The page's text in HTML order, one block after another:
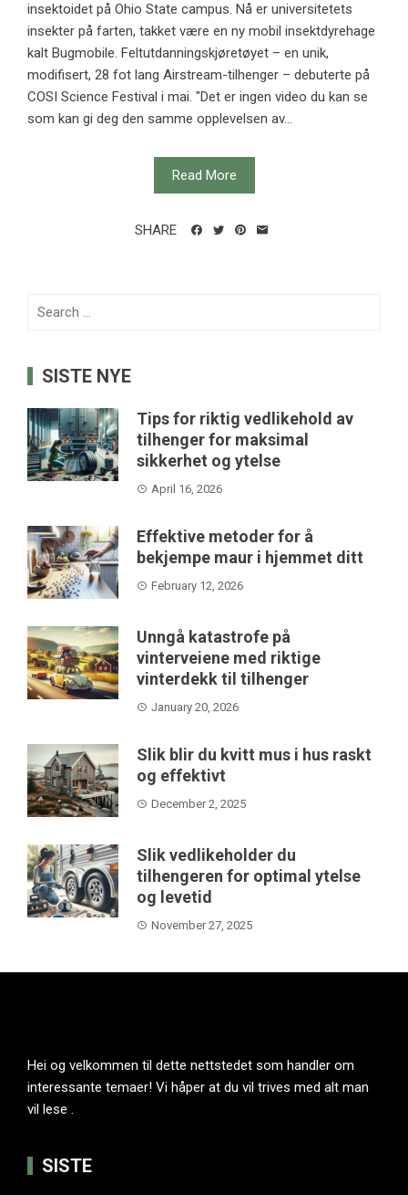
insektoidet på Ohio State campus. Nå er universitetets
insekter på farten, takket være en ny mobil insektdyrehage
kalt Bugmobile. Feltutdanningskjøretøyet – en unik,
modifisert, 28 fot lang Airstream-tilhenger – debuterte på
COSI Science Festival i mai. "Det er ingen video du kan se
som kan gi deg den samme opplevelsen av...
Read More
SHARE
Search
SISTE NYE
Tips for riktig vedlikehold av
tilhenger for maksimal
sikkerhet og ytelse
April 16, 2026
Effektive metoder for å
bekjempe maur i hjemmet ditt
February 12, 2026
Unngå katastrofe på
vinterveiene med riktige
vinterdekk til tilhenger
January 20, 2026
Slik blir du kvitt mus i hus raskt
og effektivt
December 2, 2025
Slik vedlikeholder du
tilhengeren for optimal ytelse
og levetid
November 27, 2025
Hei og velkommen til dette nettstedet som handler om
interessante temaer! Vi håper at du vil trives med alt man
vil lese .
SISTE